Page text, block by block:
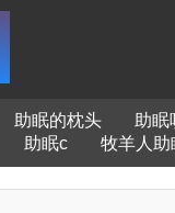
助眠的枕头 助眠
助眠c 牧羊人助